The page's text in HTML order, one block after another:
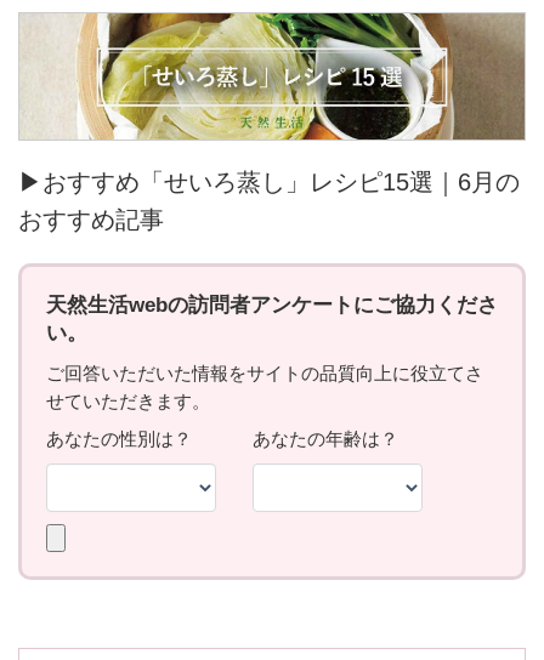
▶おすすめ「せいろ蒸し」レシピ15選｜6月の
おすすめ記事